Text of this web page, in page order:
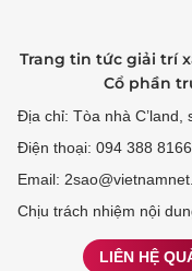
Trang tin tức giải trí
Cổ phần
Địa chỉ: Tòa nhà
Điện thoại: 094 388 8166
Email:
Chịu trách nhiệm nội
LIÊN HỆ